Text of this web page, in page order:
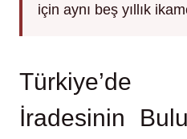
için aynı beş yıllık
İradesinin